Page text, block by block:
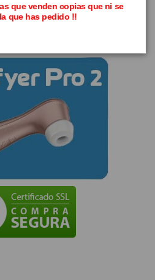
que venden copias que ni se
que has pedido !!